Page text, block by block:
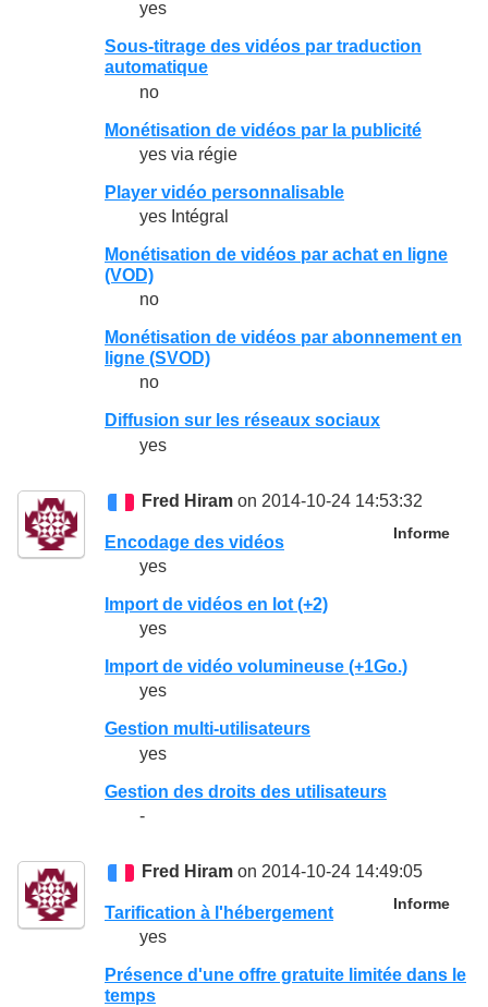
yes
Sous-titrage des vidéos par traduction
automatique
no
Monétisation de vidéos par la publicité
yes via régie
Player vidéo personnalisable
yes Intégral
Monétisation de vidéos par achat en ligne
(VOD)
no
Monétisation de vidéos par abonnement en
ligne (SVOD)
no
Diffusion sur les réseaux sociaux
yes
Fred Hiram on 2014-10-24 14:53:32
Informe
Encodage des vidéos
yes
Import de vidéos en lot (+2)
yes
Import de vidéo volumineuse (+1Go.)
yes
Gestion multi-utilisateurs
yes
Gestion des droits des utilisateurs
-
Fred Hiram on 2014-10-24 14:49:05
Informe
Tarification à l'hébergement
yes
Présence d'une offre gratuite limitée dans le
temps